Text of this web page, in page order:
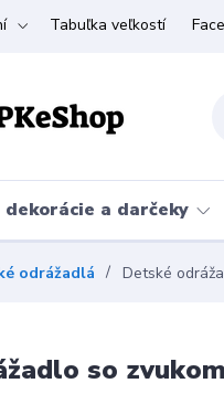
Tabuľka veľkostí
dekorácie a darčeky
odrážadlá Detské
so